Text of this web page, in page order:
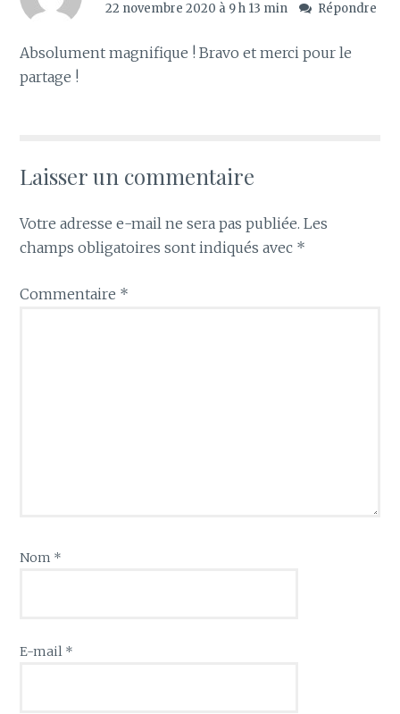
22 novembre 2020 à 9 h 13 min Répondre
Absolument magnifique ! Bravo et merci pour le
partage !
Laisser un commentaire
Votre adresse e-mail ne sera pas publiée. Les
champs obligatoires sont indiqués avec *
Commentaire *
Nom *
E-mail *